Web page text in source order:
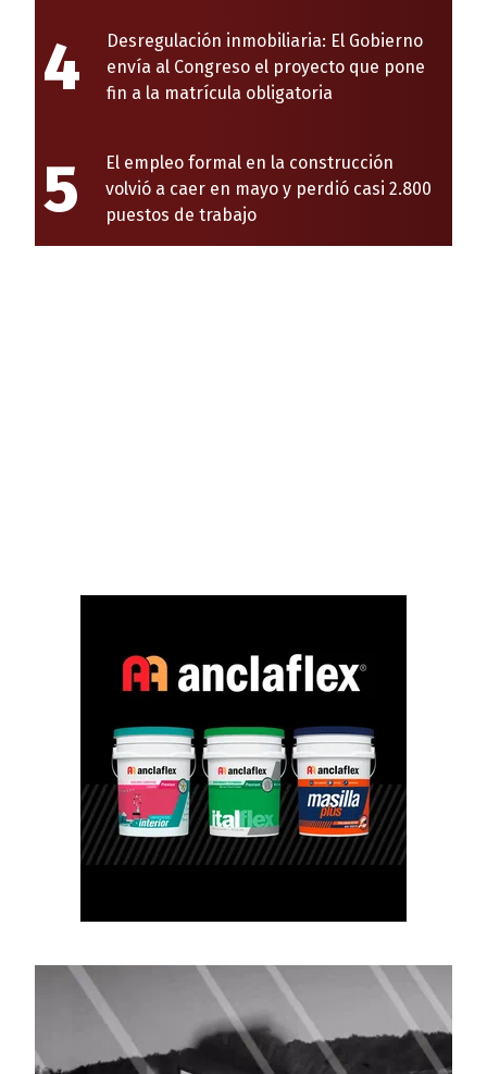
4
Desregulación inmobiliaria: El Gobierno
envía al Congreso el proyecto que pone
fin a la matrícula obligatoria
5
El empleo formal en la construcción
volvió a caer en mayo y perdió casi 2.800
puestos de trabajo